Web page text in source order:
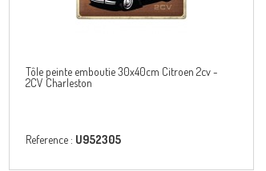
Tôle peinte emboutie 30x40cm Citroen 2cv -
2CV Charleston
Reference : U952305